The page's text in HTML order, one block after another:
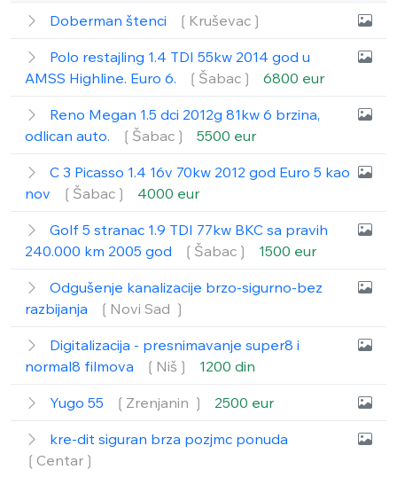
Doberman štenci ❲Kruševac❳
Polo restajling 1.4 TDI 55kw 2014 god u
AMSS Highline. Euro 6.
❲Šabac❳ 6800 eur
Reno Megan 1.5 dci 2012g 81kw 6 brzina,
odlican auto.
❲Šabac❳ 5500 eur
C 3 Picasso 1.4 16v 70kw 2012 god Euro 5 kao
nov
❲Šabac❳ 4000 eur
Golf 5 stranac 1.9 TDI 77kw BKC sa pravih
240.000 km 2005 god
❲Šabac❳ 1500 eur
Odgušenje kanalizacije brzo-sigurno-bez
razbijanja
❲Novi Sad ❳
Digitalizacija - presnimavanje super8 i
normal8 filmova
❲Niš❳ 1200 din
Yugo 55 ❲Zrenjanin ❳ 2500 eur
kre-dit siguran brza pozjmc ponuda
❲Centar❳